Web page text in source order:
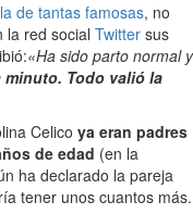
de tantas famosas, no
la red social Twitter sus
«Ha sido parto normal y
Todo valió la
Celico ya eran padres
de edad (en la
ha declarado la pareja
tener unos cuantos más.